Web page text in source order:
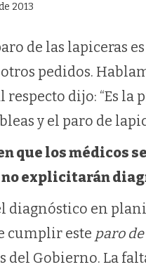
2013
de las lapiceras
pedidos.
respecto dijo: “Es
y el paro de
que los médicos
explicitarán
diagnóstico en
cumplir este paro
Gobierno. La